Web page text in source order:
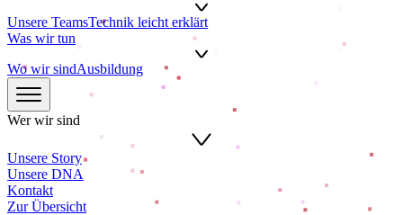
Unsere TeamsTechnik leicht erklärt
Was wir tun
Wo wir sindAusbildung
Wer wir sind
Unsere Story
Unsere DNA
Kontakt
Zur Übersicht